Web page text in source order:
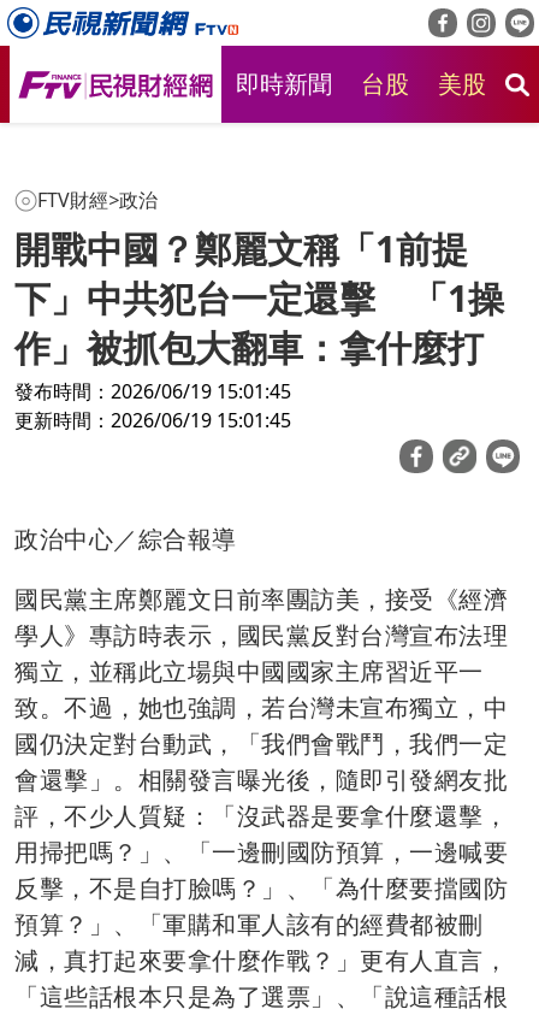
即時新聞 台股 美股
FTV財經>政治
開戰中國？鄭麗文稱「1前提
下」中共犯台一定還擊 「1操
作」被抓包大翻車：拿什麼打
發布時間：2026/06/19 15:01:45
更新時間：2026/06/19 15:01:45
政治中心／綜合報導
國民黨主席鄭麗文日前率團訪美，接受《經濟
學人》專訪時表示，國民黨反對台灣宣布法理
獨立，並稱此立場與中國國家主席習近平一
致。不過，她也強調，若台灣未宣布獨立，中
國仍決定對台動武，「我們會戰鬥，我們一定
會還擊」。相關發言曝光後，隨即引發網友批
評，不少人質疑：「沒武器是要拿什麼還擊，
用掃把嗎？」、「一邊刪國防預算，一邊喊要
反擊，不是自打臉嗎？」、「為什麼要擋國防
預算？」、「軍購和軍人該有的經費都被刪
減，真打起來要拿什麼作戰？」更有人直言，
「這些話根本只是為了選票」、「說這種話根